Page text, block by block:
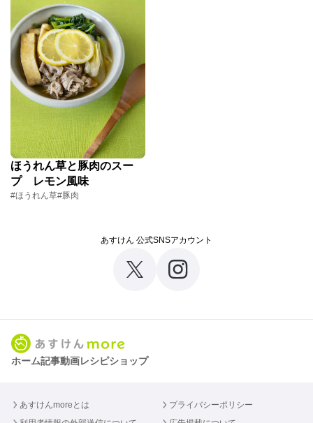
ほうれん草と豚肉のスー
プ レモン風味
#ほうれん草#豚肉
あすけん 公式SNSアカウント
ホーム記事動画レシピショップ
あすけんmoreとは
プライバシーポリシー